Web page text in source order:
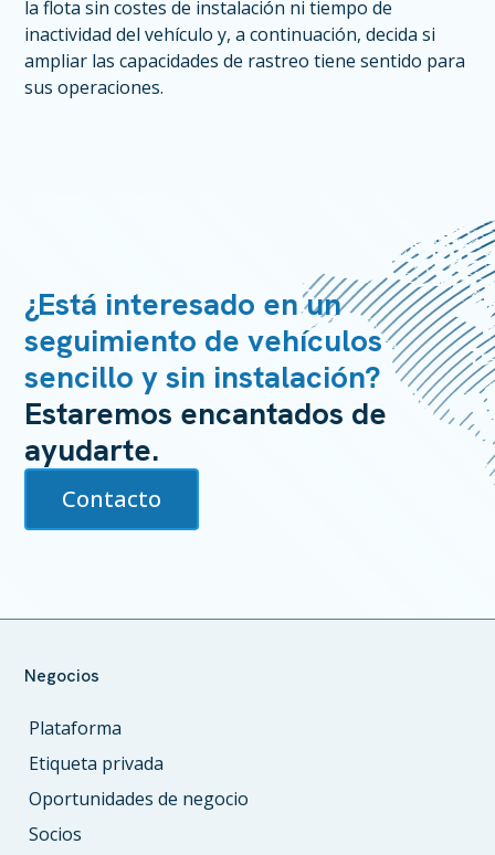
la flota sin costes de instalación ni tiempo de
inactividad del vehículo y, a continuación, decida si
ampliar las capacidades de rastreo tiene sentido para
sus operaciones.
¿Está interesado en un
seguimiento de vehículos
sencillo y sin instalación?
Estaremos encantados de
ayudarte.
Contacto
Negocios
Plataforma
Etiqueta privada
Oportunidades de negocio
Socios